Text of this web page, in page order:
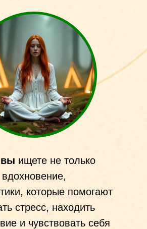
ищете не только
вдохновение,
которые помогают
стресс, находить
и чувствовать себя